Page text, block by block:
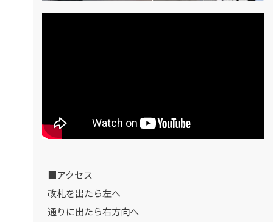
■アクセス
改札を出たら左へ
通りに出たら右方向へ